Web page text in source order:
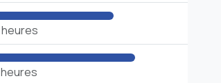
heures
heures